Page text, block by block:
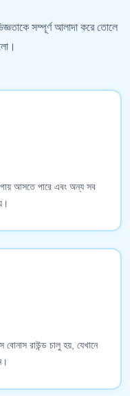
সম্পূর্ণ আলাদা করে তোলে
আসতে পারে এবং অন্য সব
বোনাস রাউন্ড চালু হয়, যেখানে